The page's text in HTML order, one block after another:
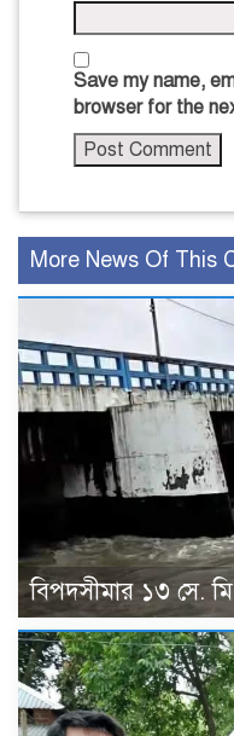
Save my name,
browser for the
More News Of This
বিপদসীমার ১৩ সে.